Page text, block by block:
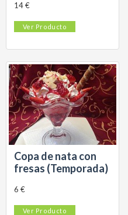
14 €
Ver Producto
Copa de nata con
fresas (Temporada)
6 €
Ver Producto